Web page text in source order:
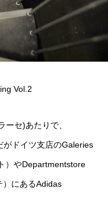
Vol.2
セ)あたりで、
がドイツ支店のGaleries
）やDepartmentstore
にあるAdidas